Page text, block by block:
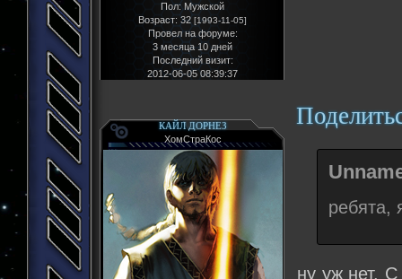
Пол: Мужской
Возраст: 32 [1993-11-05]
Провел на форуме:
3 месяца 10 дней
Последний визит:
2012-06-05 08:39:37
КАЙЛ ДОРНЕЗ
ХомСтраКос
ребята,
ну уж нет.